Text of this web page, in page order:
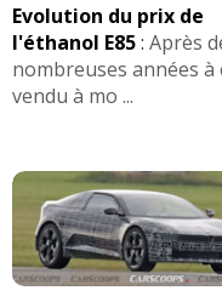
Evolution du prix de
l'éthanol E85: Après
nombreuses années à
vendu à mo ...